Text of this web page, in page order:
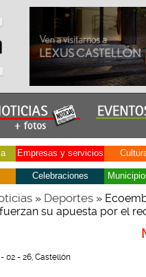
Empresas y servicios
Celebraciones
» Deportes»
su apuesta por el
02 - 26, Castellón